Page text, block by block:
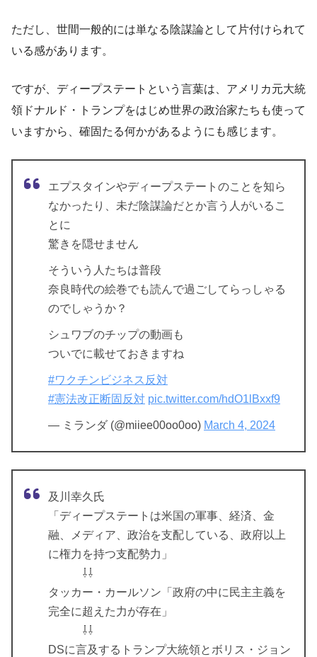
ただし、世間一般的には単なる陰謀論として片付けられて
いる感があります。
ですが、ディープステートという言葉は、アメリカ元大統
領ドナルド・トランプをはじめ世界の政治家たちも使って
いますから、確固たる何かがあるようにも感じます。
エプスタインやディープステートのことを知ら
なかったり、未だ陰謀論だとか言う人がいるこ
とに
驚きを隠せません
そういう人たちは普段
奈良時代の絵巻でも読んで過ごしてらっしゃる
のでしゃうか？
シュワブのチップの動画も
ついでに載せておきますね
#ワクチンビジネス反対
#憲法改正断固反対 pic.twitter.com/hdO1lBxxf9
— ミランダ (@miiee00oo0oo) March 4, 2024
及川幸久氏
「ディープステートは米国の軍事、経済、金
融、メディア、政治を支配している、政府以上
に権力を持つ支配勢力」
⇩⇩
タッカー・カールソン「政府の中に民主主義を
完全に超えた力が存在」
⇩⇩
DSに言及するトランプ大統領とボリス・ジョン